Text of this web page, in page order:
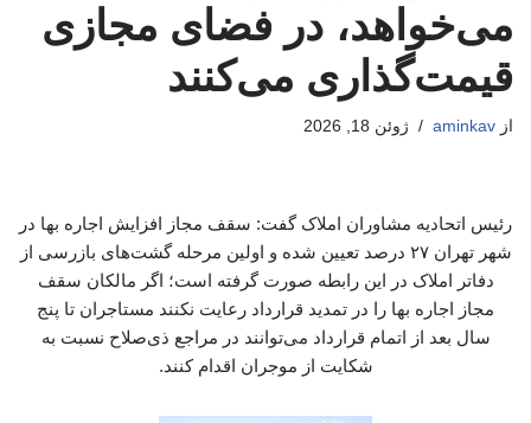
می‌خواهد، در فضای مجازی
قیمت‌گذاری می‌کنند
از aminkav ژوئن 18, 2026
رئیس اتحادیه مشاوران املاک گفت: سقف مجاز افزایش اجاره بها در
شهر تهران ۲۷ درصد تعیین شده و اولین مرحله گشت‌های بازرسی از
دفاتر املاک در این رابطه صورت گرفته است؛ اگر مالکان سقف
مجاز اجاره بها را در تمدید قرارداد رعایت نکنند مستاجران تا پنج
سال بعد از اتمام قرارداد می‌توانند در مراجع ذی‌صلاح نسبت به
شکایت از موجران اقدام کنند.